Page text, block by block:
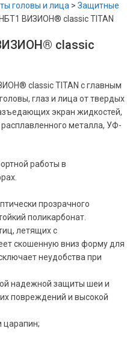
головы и лица > Защитные
ВИЗИОН® classic TITAN
classic
classic TITAN с главным
глаз и лица от твердых
экран жидкостей,
металла, УФ-
работы в
прозрачного
поликарбонат.
летящих с
скошенную вниз форму для
неудобства при
надежной защиты шеи и
повреждений и высокой
царапин;